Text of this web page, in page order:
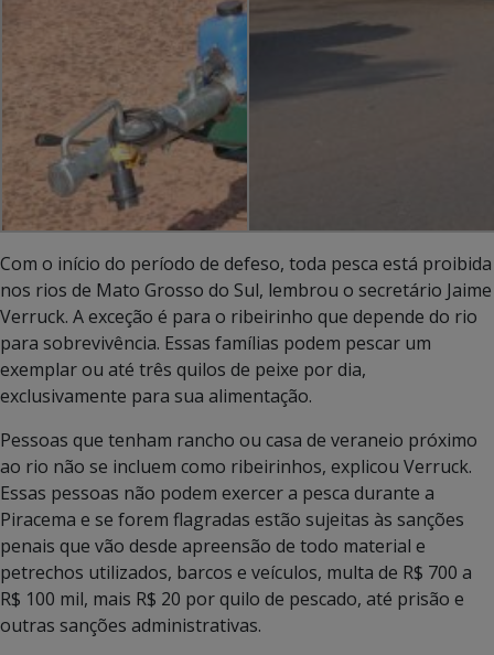
Com o início do período de defeso, toda pesca está proibida
nos rios de Mato Grosso do Sul, lembrou o secretário Jaime
Verruck. A exceção é para o ribeirinho que depende do rio
para sobrevivência. Essas famílias podem pescar um
exemplar ou até três quilos de peixe por dia,
exclusivamente para sua alimentação.
Pessoas que tenham rancho ou casa de veraneio próximo
ao rio não se incluem como ribeirinhos, explicou Verruck.
Essas pessoas não podem exercer a pesca durante a
Piracema e se forem flagradas estão sujeitas às sanções
penais que vão desde apreensão de todo material e
petrechos utilizados, barcos e veículos, multa de R$ 700 a
R$ 100 mil, mais R$ 20 por quilo de pescado, até prisão e
outras sanções administrativas.